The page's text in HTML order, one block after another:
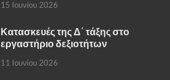
15 Ιουνίου 2026
Κατασκευές της Δ΄ τάξης στο
εργαστήριο δεξιοτήτων
11 Ιουνίου 2026